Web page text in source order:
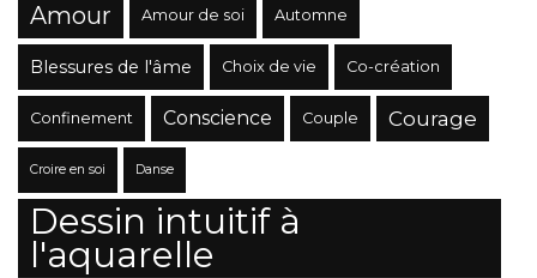
Amour Amour de soi Automne
Blessures de l'âme Choix de vie Co-création
Confinement Conscience Couple Courage
Croire en soi Danse
Dessin intuitif à
l'aquarelle